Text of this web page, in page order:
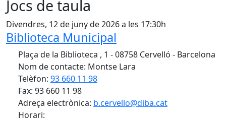
Jocs de taula
Divendres, 12 de juny de 2026 a les 17:30h
Biblioteca Municipal
Plaça de la Biblioteca , 1 - 08758 Cervelló - Barcelona
Nom de contacte: Montse Lara
Telèfon: 93 660 11 98
Fax: 93 660 11 98
Adreça electrònica: b.cervello@diba.cat
Horari: